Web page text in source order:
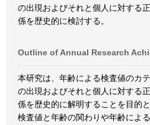
の出現およびそれと個人に対する
係を歴史的に検討する。
Outline of Annual Research
本研究は、年齢による検査値のカ
の出現およびそれと個人に対する
係を歴史的に解明することを目的
検査値と年齢の関わりや年齢によ